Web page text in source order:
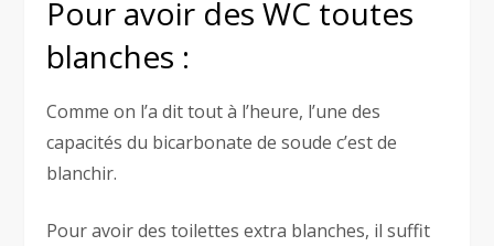
Pour avoir des WC toutes
blanches :
Comme on l’a dit tout à l’heure, l’une des
capacités du bicarbonate de soude c’est de
blanchir.
Pour avoir des toilettes extra blanches, il suffit